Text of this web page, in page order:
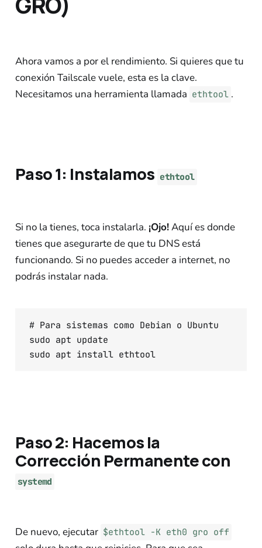
Ahora vamos a por el rendimiento. Si quieres que tu
conexión Tailscale vuele, esta es la clave.
Necesitamos una herramienta llamada ethtool .
Paso 1: Instalamos ethtool
Si no la tienes, toca instalarla. ¡Ojo!Aquí es donde
tienes que asegurarte de que tu DNS está
funcionando. Si no puedes acceder a internet, no
podrás instalar nada.
# Para sistemas como Debian o Ubuntu
sudo apt update
sudo apt install ethtool
Paso 2: Hacemos la
Corrección Permanente con
systemd
De nuevo, ejecutar $ethtool -K eth0 gro off